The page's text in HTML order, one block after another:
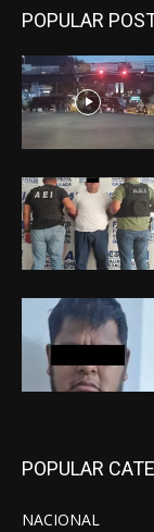
POPULAR
POPULAR
NACIONAL